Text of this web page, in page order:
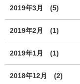
2019年3月 (5)
2019年2月 (1)
2019年1月 (1)
2018年12月 (2)